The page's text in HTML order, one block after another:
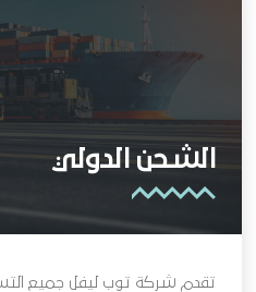
الشحن الدولي
تقدم شركة توب ليفل جميع